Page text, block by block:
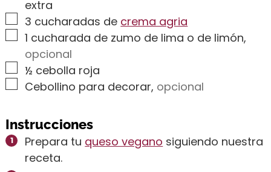
extra
▢
3 cucharadas de crema agria
▢1 cucharada de zumo de lima o de limón,
opcional
▢
½ cebolla roja
▢
Cebollino para decorar, opcional
Instrucciones
Prepara tu queso vegano siguiendo nuestra
receta.